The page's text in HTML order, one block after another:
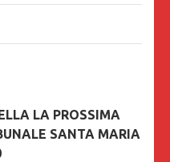
LA PROSSIMA
SANTA MARIA